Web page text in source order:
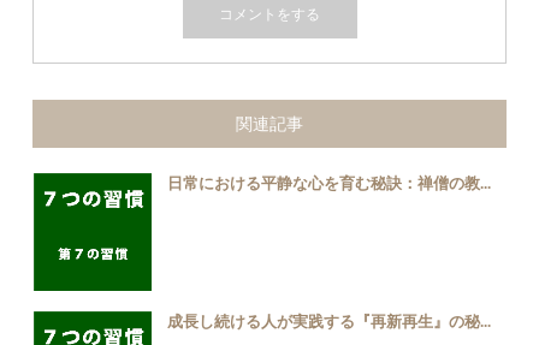
関連記事
日常における平静な心を育む秘訣：禅僧の教...
成長し続ける人が実践する『再新再生』の秘...